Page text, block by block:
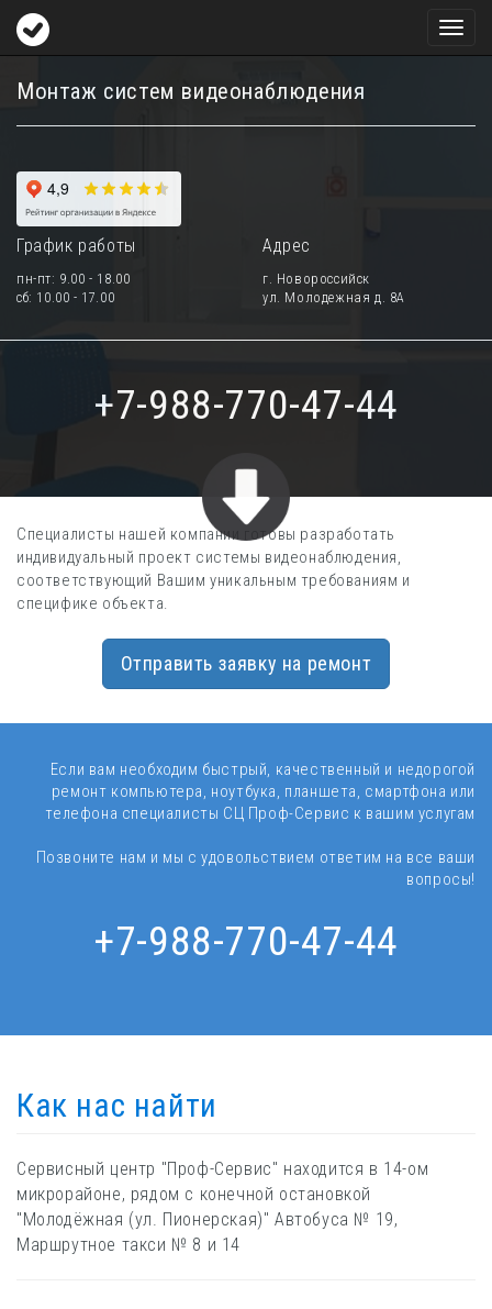
Монтаж систем видеонаблюдения
График работы
пн-пт: 9.00 - 18.00
сб: 10.00 - 17.00
Адрес
г. Новороссийск
ул. Молодежная д. 8А
+7-988-770-47-44
Специалисты нашей компании готовы разработать
индивидуальный проект системы видеонаблюдения,
соответствующий Вашим уникальным требованиям и
специфике объекта.
Отправить заявку на ремонт
Если вам необходим быстрый, качественный и недорогой
ремонт компьютера, ноутбука, планшета, смартфона или
телефона специалисты СЦ Проф-Сервис к вашим услугам
Позвоните нам и мы с удовольствием ответим на все ваши
вопросы!
+7-988-770-47-44
Как нас найти
Сервисный центр "Проф-Сервис" находится в 14-ом
микрорайоне, рядом с конечной остановкой
"Молодёжная (ул. Пионерская)" Автобуса № 19,
Маршрутное такси № 8 и 14